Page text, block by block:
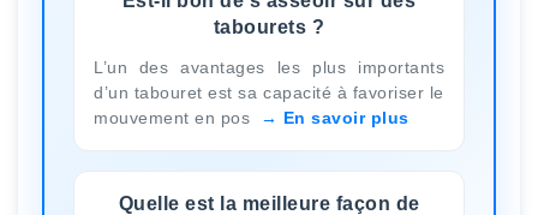
tabourets ?
L’un des avantages les plus importants
d’un tabouret est sa capacité à favoriser le
mouvement en pos
En savoir plus
Quelle est la meilleure façon de